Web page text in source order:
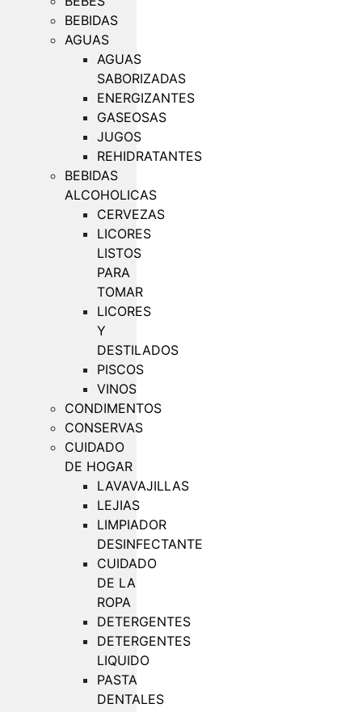
BEBIDAS
AGUAS
AGUAS
SABORIZADAS
ENERGIZANTES
GASEOSAS
JUGOS
REHIDRATANTES
BEBIDAS
ALCOHOLICAS
CERVEZAS
LICORES
LISTOS
PARA
TOMAR
LICORES
Y
DESTILADOS
PISCOS
VINOS
CONDIMENTOS
CONSERVAS
CUIDADO
DE HOGAR
LAVAVAJILLAS
LEJIAS
LIMPIADOR
DESINFECTANTE
CUIDADO
DE LA
ROPA
DETERGENTES
DETERGENTES
LIQUIDO
PASTA
DENTALES